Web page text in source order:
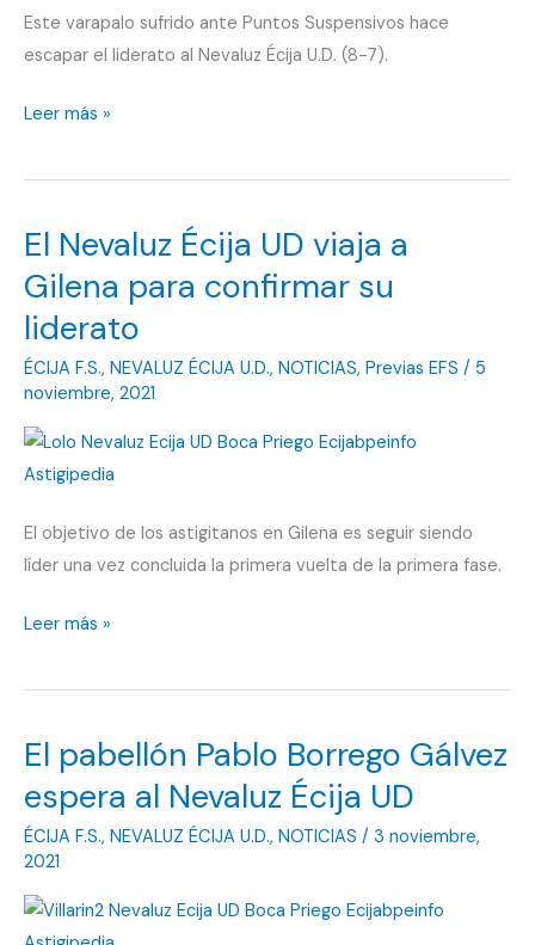
Este varapalo sufrido ante Puntos Suspensivos hace
escapar el liderato al Nevaluz Écija U.D. (8-7).
Batacazo
Nevaluz
UD
en
para
cerrar
la
primera
vuelta
Leer más »
El Nevaluz Écija UD viaja a
Gilena para confirmar su
liderato
ÉCIJA F.S., NEVALUZ ÉCIJA U.D., NOTICIAS, Previas EFS / 5
noviembre, 2021
El objetivo de los astigitanos en Gilena es seguir siendo
líder una vez concluida la primera vuelta de la primera fase.
El
Écija
viaja
Gilena
para
su
Leer más »
El pabellón Pablo Borrego Gálvez
espera al Nevaluz Écija UD
ÉCIJA F.S., NEVALUZ ÉCIJA U.D., NOTICIAS / 3 noviembre,
2021